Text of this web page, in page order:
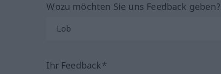
Wozu möchten Sie uns Feedback
Ihr Feedback*